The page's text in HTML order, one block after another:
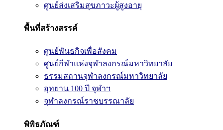
ศูนย์ส่งเสริมสุขภาวะผู้สูงอายุ
พื้นที่สร้างสรรค์
ศูนย์พันธกิจเพื่อสังคม
ศูนย์กีฬาแห่งจุฬาลงกรณ์มหาวิทยาลัย
ธรรมสถานจุฬาลงกรณ์มหาวิทยาลัย
อุทยาน 100 ปี จุฬาฯ
จุฬาลงกรณ์ราชบรรณาลัย
พิพิธภัณฑ์